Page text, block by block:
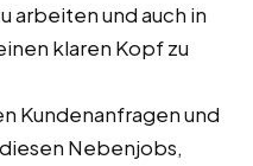
arbeiten und auch in
klaren Kopf zu
Kundenanfragen und
Nebenjobs,